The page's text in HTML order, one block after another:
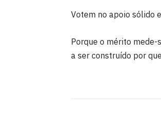
Votem no apoio sólido
Porque o mérito
a ser construído por